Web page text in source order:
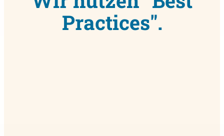
Practices".